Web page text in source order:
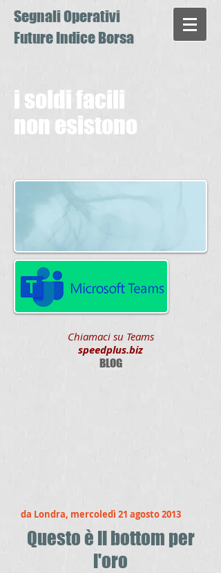
Segnali Operativi
Future Indice Borsa
i soldi facili
non esistono
Chiamaci su Teams
speedplus.biz
BLOG
da Londra, mercoledì 21 agosto 2013
Questo è il bottom per
l'oro